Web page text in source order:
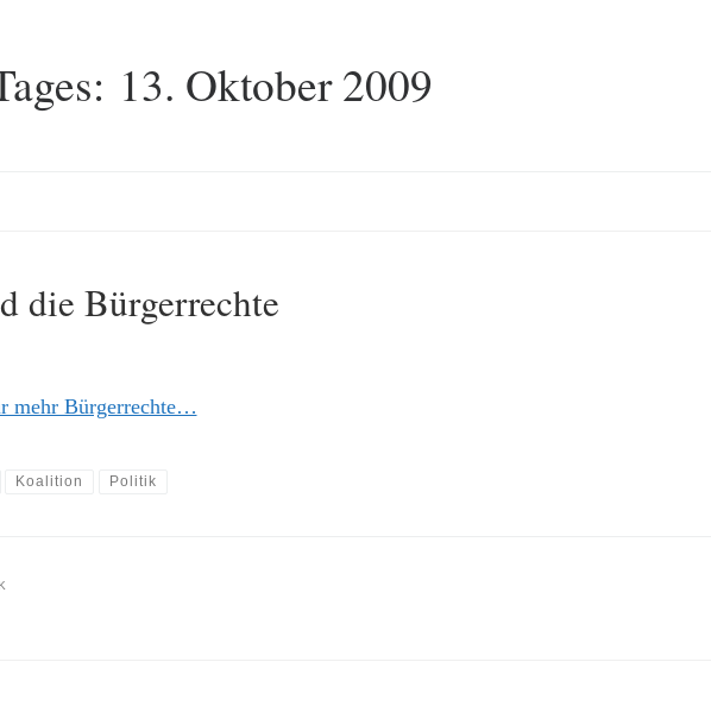
13. Oktober 2009
die Bürgerrechte
mehr Bürgerrechte…
Koalition Politik